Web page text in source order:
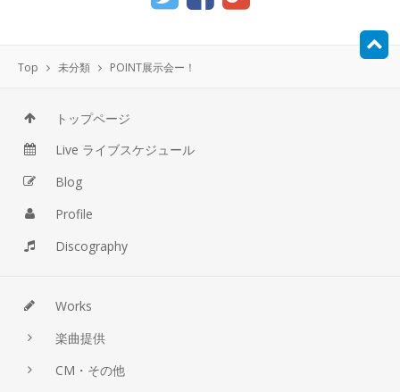
Top 未分類 POINT展示会ー！
トップページ
Live ライブスケジュール
Blog
Profile
Discography
Works
楽曲提供
CM・その他